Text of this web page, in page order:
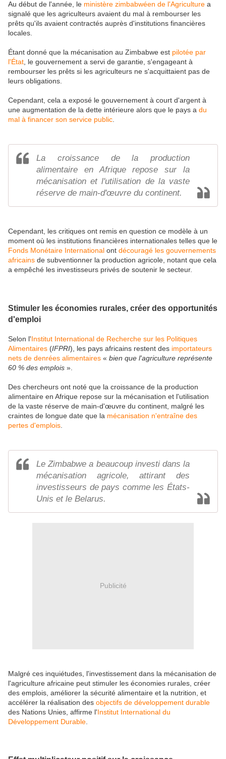
Au début de l'année, le ministère zimbabwéen de l'Agriculture a
signalé que les agriculteurs avaient du mal à rembourser les
prêts qu'ils avaient contractés auprès d'institutions financières
locales.
Étant donné que la mécanisation au Zimbabwe est pilotée par
l'État, le gouvernement a servi de garantie, s'engageant à
rembourser les prêts si les agriculteurs ne s'acquittaient pas de
leurs obligations.
Cependant, cela a exposé le gouvernement à court d'argent à
une augmentation de la dette intérieure alors que le pays a du
mal à financer son service public.
La croissance de la production
alimentaire en Afrique repose sur la
mécanisation et l'utilisation de la vaste
réserve de main-d'œuvre du continent.
Cependant, les critiques ont remis en question ce modèle à un
moment où les institutions financières internationales telles que le
Fonds Monétaire International ont découragé les gouvernements
africains de subventionner la production agricole, notant que cela
a empêché les investisseurs privés de soutenir le secteur.
Stimuler les économies rurales, créer des opportunités
d'emploi
Selon l'Institut International de Recherche sur les Politiques
Alimentaires (IFPRI), les pays africains restent des importateurs
nets de denrées alimentaires « bien que l'agriculture représente
60 % des emplois ».
Des chercheurs ont noté que la croissance de la production
alimentaire en Afrique repose sur la mécanisation et l'utilisation
de la vaste réserve de main-d'œuvre du continent, malgré les
craintes de longue date que la mécanisation n'entraîne des
pertes d'emplois
Le Zimbabwe a beaucoup investi dans la
mécanisation agricole, attirant des
investisseurs de pays comme les États-
Unis et le Belarus.
Publicité
Malgré ces inquiétudes, l'investissement dans la mécanisation de
l'agriculture africaine peut stimuler les économies rurales, créer
des emplois, améliorer la sécurité alimentaire et la nutrition, et
accélérer la réalisation des objectifs de développement durable
des Nations Unies, affirme l'Institut International du
Développement Durable